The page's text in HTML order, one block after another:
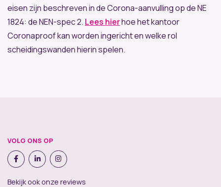
eisen zijn beschreven in de Corona-aanvulling op de NE
1824: de NEN-spec 2. Lees hierhoe het kantoor
Coronaproof kan worden ingericht en welke rol
scheidingswanden hierin spelen.
VOLG ONS OP
Bekijk ook onze reviews